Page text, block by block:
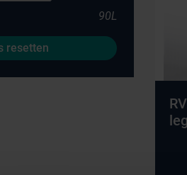
90L
resetten